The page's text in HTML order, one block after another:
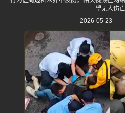
望无人伤亡
2026-05-23